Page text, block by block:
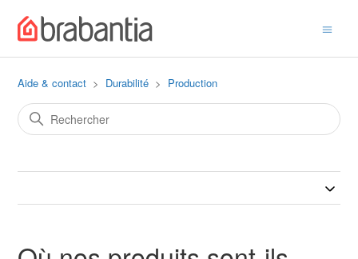
Aide & contact Durabilité Production